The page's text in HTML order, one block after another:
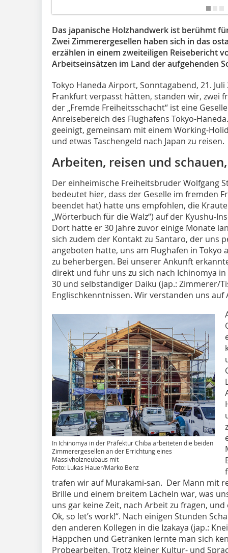
Das japanische Holzhandwerk ist berühmt
Zwei Zimmerergesellen haben sich in das
erzählen in einem zweiteiligen Reisebericht
Arbeitseinsätzen im Land der aufgehenden
Tokyo Haneda Airport, Sonntagabend, 21.
Frankfurt verpasst hätten, standen wir, zwei
der „Fremde Freiheitsschacht“ ist eine
Anreisebereich des Flughafens Tokyo-
geeinigt, gemeinsam mit einem Working-
und etwas Taschengeld nach Japan zu reisen.
Arbeiten, reisen und
Der einheimische Freiheitsbruder Wolfgang
bedeutet hier, dass der Geselle im fremden
beendet hat) hatte uns empfohlen, die
„Wörterbuch für die Walz“) auf der Kyushu-
Dort hatte er 30 Jahre zuvor einige Monate
sich zudem der Kontakt zu Santaro, der uns
angeboten hatte, uns am Flughafen in Tokyo
zu beherbergen. Bei unserer Ankunft
direkt und fuhr uns zu sich nach Ichinomya
30 und selbständiger Daiku (jap.: Zimmerer/
Englischkenntnissen. Wir verstanden uns auf
In Ichinomya in der Präfektur Chiba arbeiteten die beiden
Zimmerergesellen an der Errichtung eines
Massivholzneubaus mit
Foto: Lukas Hauer/Marko Benz
trafen wir auf Murakami-san. Der Mann mit
Brille und einem breitem Lächeln war, was
uns gar keine Zeit, nach Arbeit zu fragen,
Ok, so let’s work!“. Nach einigen Stunden
den anderen Kollegen in die Izakaya (jap.:
Häppchen und Getränken lernte man sich
Probearbeiten. Trotz kleiner Kultur- und